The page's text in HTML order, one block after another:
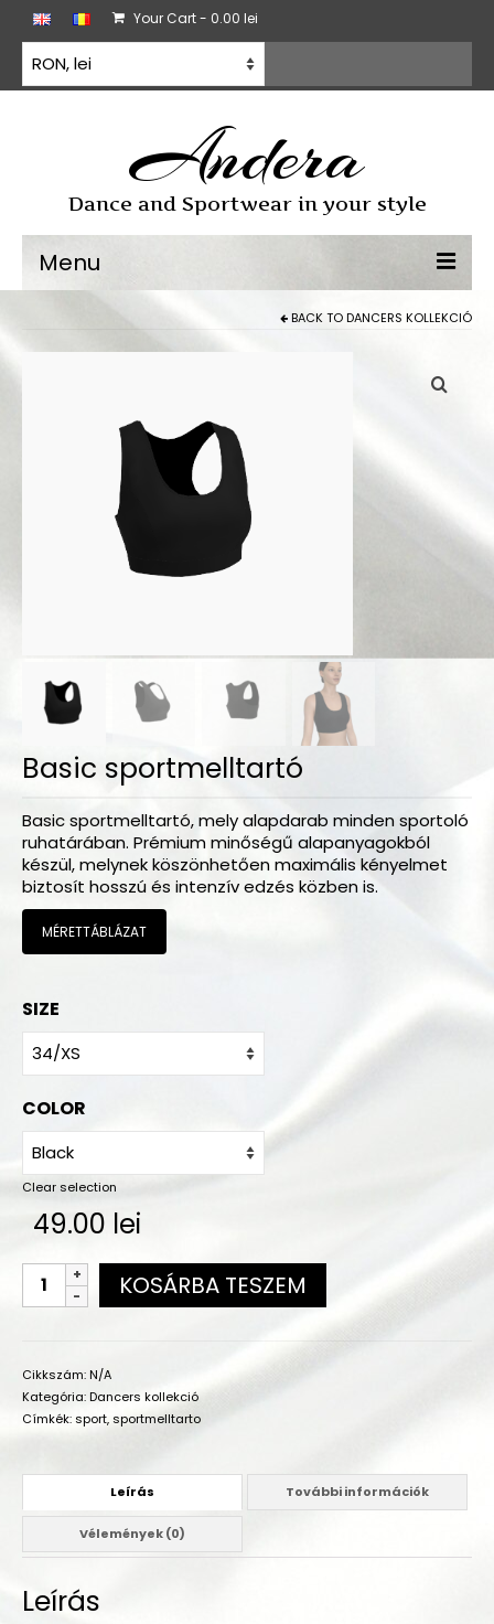
Your Cart- 0.00 lei
Andera
Dance and Sportwear in your style
Menu
Sporttánc
Minden termék
Bodyk és toppok
Szoknyák
Egyéni megrendelések
Sportruházat
Tropical kollekció
Fitnesz kollekció
Geo kollekció
Dancers kollekció
Summer kollekció
Megrendelés
A vásárlás menete
Színminták
Gyakorló ruha színek
Szállítás
Kapcsolat
BACK TODANCERS KOLLEKCIÓ
Basic sportmelltartó
Basic sportmelltartó, mely alapdarab minden sportoló
ruhatárában. Prémium minőségű alapanyagokból
készül, melynek köszönhetően maximális kényelmet
biztosít hosszú és intenzív edzés közben is.
MÉRETTÁBLÁZAT
SIZE
COLOR
Clear selection
49.00 lei
KOSÁRBA TESZEM
Cikkszám:N/A
Kategória:Dancers kollekció
Címkék:sport,sportmelltarto
Leírás További információk
Vélemények (0)
Leírás